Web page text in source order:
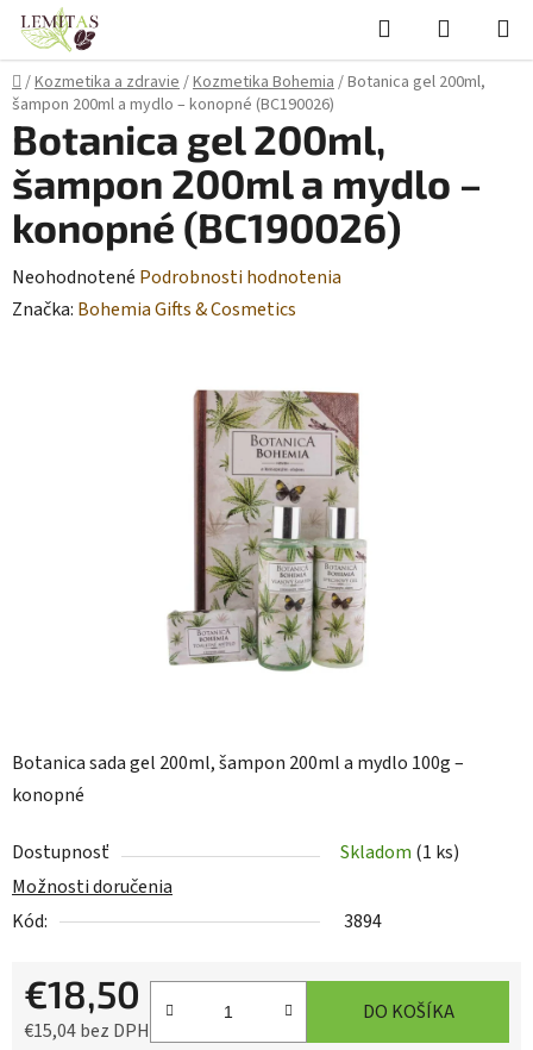
Prejsť
obsah
Hľadať
KOŠÍK
Domov
/Kozmetika a zdravie/Kozmetika Bohemia/Botanica gel 200ml,
šampon 200ml a mydlo – konopné (BC190026)
Botanica sada gel 200ml, šampon 200ml a mydlo 100g –
konopné
Dostupnosť Skladom (1 ks)
Možnosti doručenia
Kód:
3894
€18,50
€15,04 bez DPH
DO KOŠÍKA
Botanica gel 200ml,
šampon 200ml a mydlo –
konopné (BC190026)
Priemerné
hodnotenie
Neohodnotené Podrobnosti hodnotenia
Značka: Bohemia Gifts & Cosmetics